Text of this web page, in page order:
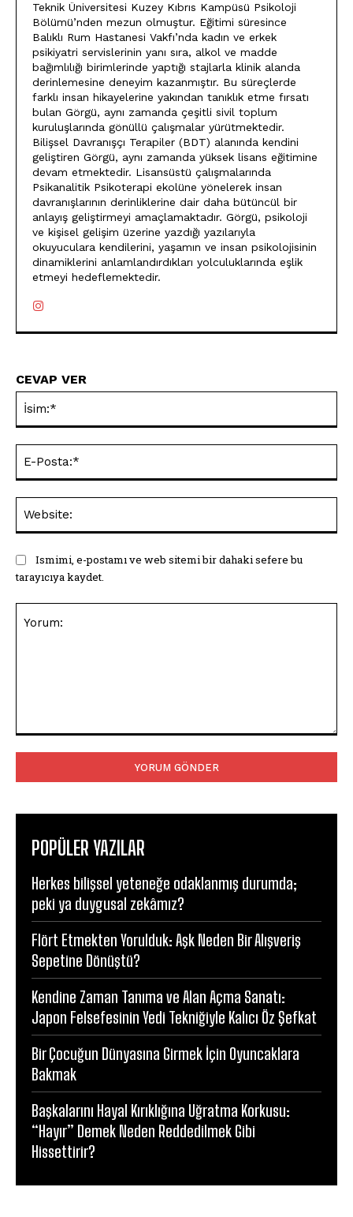
Teknik Üniversitesi Kuzey Kıbrıs Kampüsü Psikoloji
Bölümü’nden mezun olmuştur. Eğitimi süresince
Balıklı Rum Hastanesi Vakfı’nda kadın ve erkek
psikiyatri servislerinin yanı sıra, alkol ve madde
bağımlılığı birimlerinde yaptığı stajlarla klinik alanda
derinlemesine deneyim kazanmıştır. Bu süreçlerde
farklı insan hikayelerine yakından tanıklık etme fırsatı
bulan Görgü, aynı zamanda çeşitli sivil toplum
kuruluşlarında gönüllü çalışmalar yürütmektedir.
Bilişsel Davranışçı Terapiler (BDT) alanında kendini
geliştiren Görgü, aynı zamanda yüksek lisans eğitimine
devam etmektedir. Lisansüstü çalışmalarında
Psikanalitik Psikoterapi ekolüne yönelerek insan
davranışlarının derinliklerine dair daha bütüncül bir
anlayış geliştirmeyi amaçlamaktadır. Görgü, psikoloji
ve kişisel gelişim üzerine yazdığı yazılarıyla
okuyuculara kendilerini, yaşamın ve insan psikolojisinin
dinamiklerini anlamlandırdıkları yolculuklarında eşlik
etmeyi hedeflemektedir.
CEVAP VER
Ismimi, e-postamı ve web sitemi bir dahaki sefere bu
tarayıcıya kaydet.
POPÜLER YAZILAR
Herkes bilişsel yeteneğe odaklanmış durumda;
peki ya duygusal zekâmız?
Flört Etmekten Yorulduk: Aşk Neden Bir Alışveriş
Sepetine Dönüştü?
Kendine Zaman Tanıma ve Alan Açma Sanatı:
Japon Felsefesinin Yedi Tekniğiyle Kalıcı Öz Şefkat
Bir Çocuğun Dünyasına Girmek İçin Oyuncaklara
Bakmak
Başkalarını Hayal Kırıklığına Uğratma Korkusu:
“Hayır” Demek Neden Reddedilmek Gibi
Hissettirir?